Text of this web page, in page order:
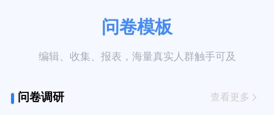
问卷模板
编辑、收集、报表，海量真实人群触手可及
问卷调研 查看更多